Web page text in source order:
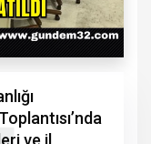
ve il